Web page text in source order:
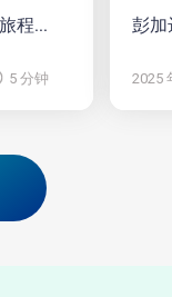
程...
5 分钟
彭加
2025